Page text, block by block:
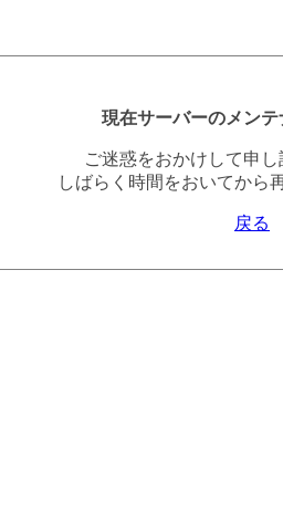
現在サーバーのメンテ
ご迷惑をおかけして申し
しばらく時間をおいてから
戻る